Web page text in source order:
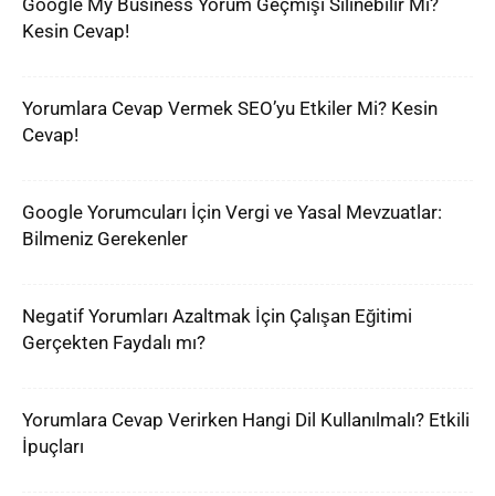
Google My Business Yorum Geçmişi Silinebilir Mi?
Kesin Cevap!
Yorumlara Cevap Vermek SEO’yu Etkiler Mi? Kesin
Cevap!
Google Yorumcuları İçin Vergi ve Yasal Mevzuatlar:
Bilmeniz Gerekenler
Negatif Yorumları Azaltmak İçin Çalışan Eğitimi
Gerçekten Faydalı mı?
Yorumlara Cevap Verirken Hangi Dil Kullanılmalı? Etkili
İpuçları